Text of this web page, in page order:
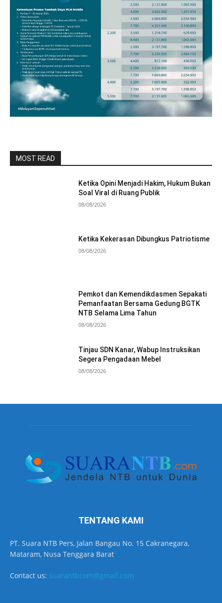
MOST READ
Ketika Opini Menjadi Hakim, Hukum Bukan
Soal Viral di Ruang Publik
08/08/2026
Ketika Kekerasan Dibungkus Patriotisme
08/08/2026
Pemkot dan Kemendikdasmen Sepakati
Pemanfaatan Bersama Gedung BGTK
NTB Selama Lima Tahun
08/08/2026
Tinjau SDN Kanar, Wabup Instruksikan
Segera Pengadaan Mebel
08/08/2026
TENTANG KAMI
PT. Suara NTB Pers, Jalan Bangau No. 15 Cakranegara,
Mataram, Nusa Tenggara Barat
Contact us: suarantbcom@gmail.com